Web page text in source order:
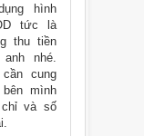
hình
tức là
thu tiền
nhé.
cung
mình
và số